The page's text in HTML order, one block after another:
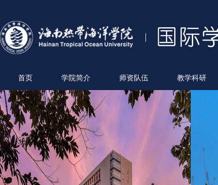
首页 学院简介 师资队伍 教学科研